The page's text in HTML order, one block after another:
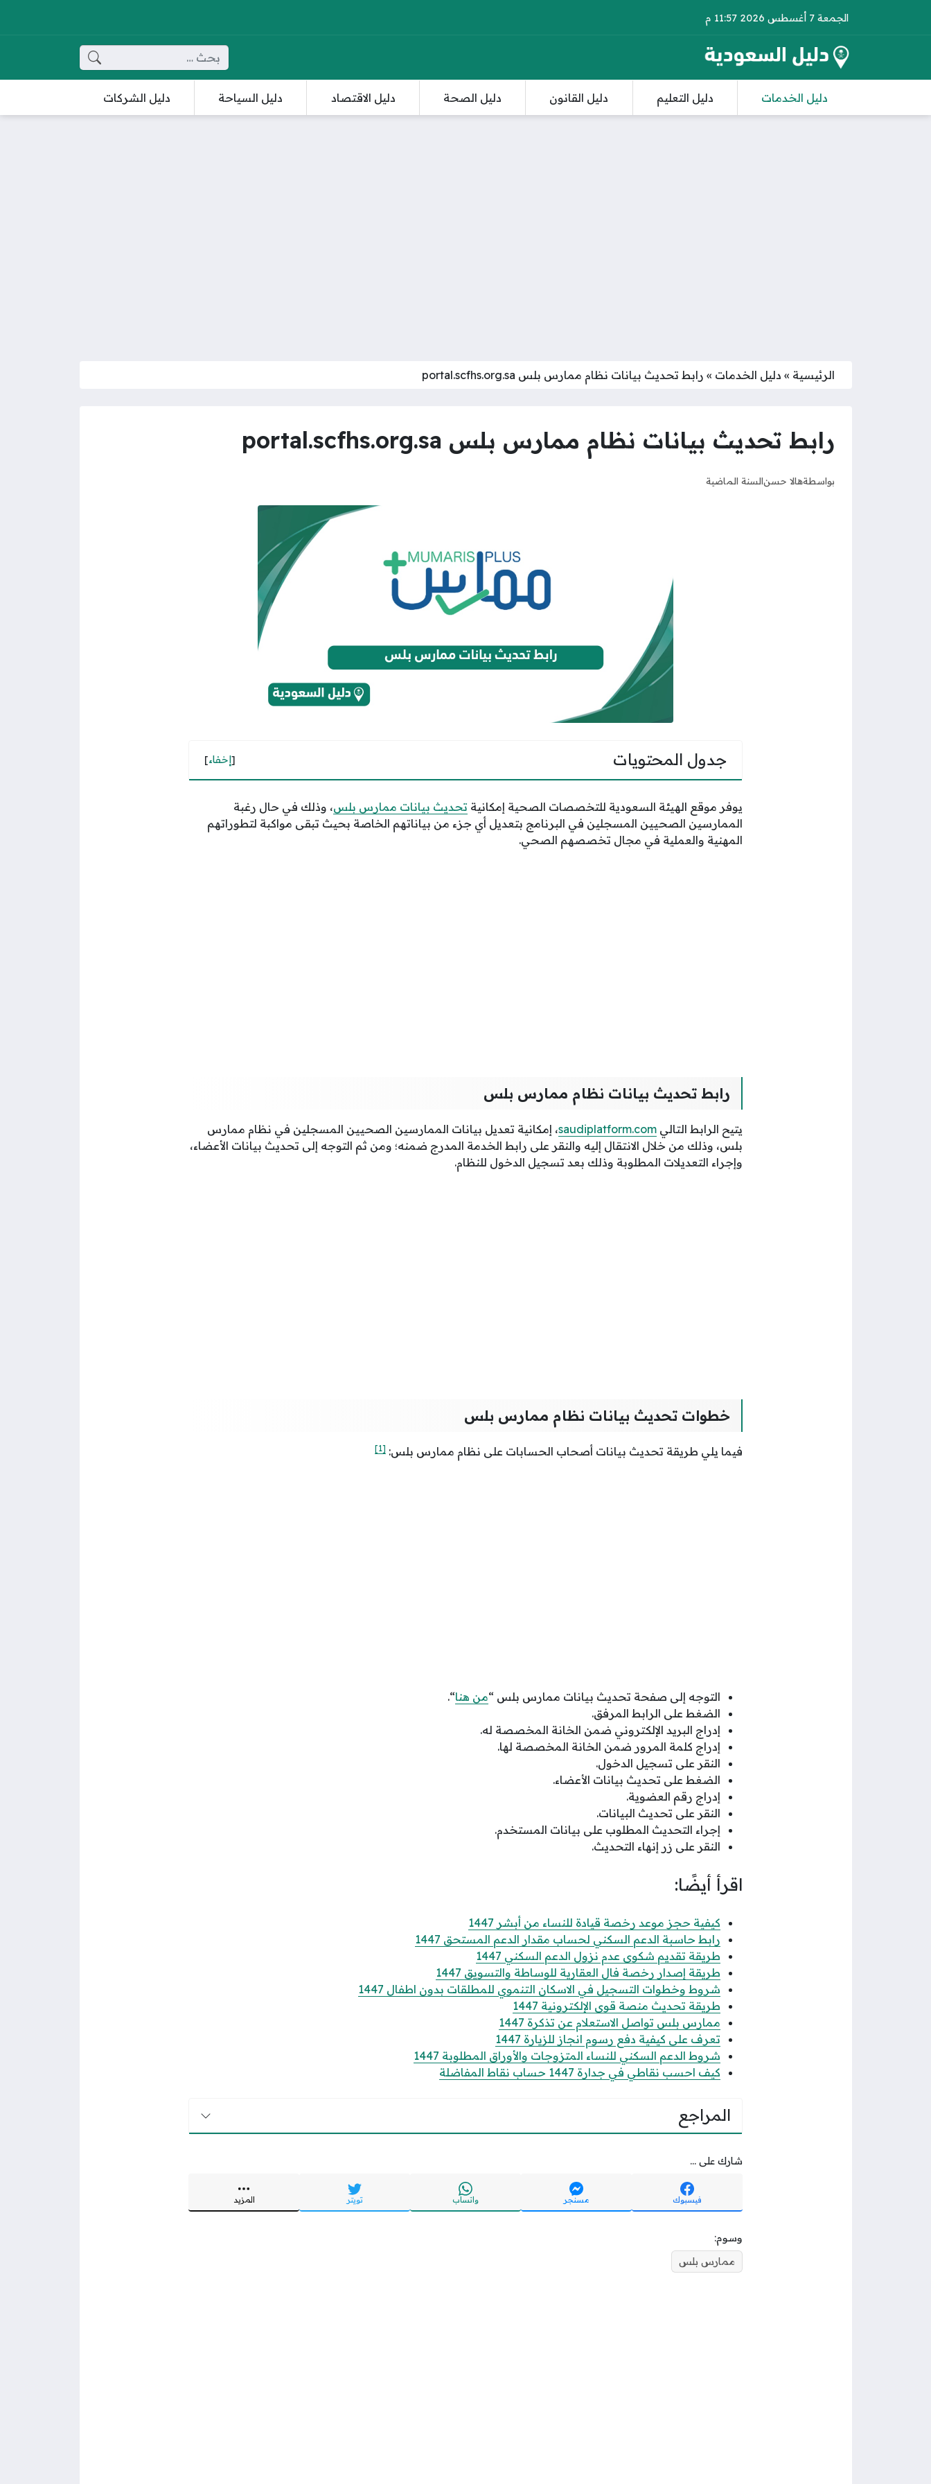
الجمعة 7 أغسطس 2026 11:57 م
البحث عن:
دليل الخدمات دليل التعليم دليل القانون دليل الصحة دليل الاقتصاد دليل السياحة دليل الشركات
الرئيسية » دليل الخدمات » رابط تحديث بيانات نظام ممارس بلس portal.scfhs.org.sa
رابط تحديث بيانات نظام ممارس بلس portal.scfhs.org.sa
بواسطةهالا حسنالسنة الماضية
جدول المحتويات [إخفاء]
يوفر موقع الهيئة السعودية للتخصصات الصحية إمكانية تحديث بيانات ممارس بلس، وذلك في حال رغبة
الممارسين الصحيين المسجلين في البرنامج بتعديل أي جزء من بياناتهم الخاصة بحيث تبقى مواكبة لتطوراتهم
المهنية والعملية في مجال تخصصهم الصحي.
رابط تحديث بيانات نظام ممارس بلس
يتيح الرابط التالي saudiplatform.com، إمكانية تعديل بيانات الممارسين الصحيين المسجلين في نظام ممارس
بلس، وذلك من خلال الانتقال إليه والنقر على رابط الخدمة المدرج ضمنه؛ ومن ثم التوجه إلى تحديث بيانات الأعضاء،
وإجراء التعديلات المطلوبة وذلك بعد تسجيل الدخول للنظام.
خطوات تحديث بيانات نظام ممارس بلس
فيما يلي طريقة تحديث بيانات أصحاب الحسابات على نظام ممارس بلس: [1]
التوجه إلى صفحة تحديث بيانات ممارس بلس “من هنا“.
الضغط على الرابط المرفق.
إدراج البريد الإلكتروني ضمن الخانة المخصصة له.
إدراج كلمة المرور ضمن الخانة المخصصة لها.
النقر على تسجيل الدخول.
الضغط على تحديث بيانات الأعضاء.
إدراج رقم العضوية.
النقر على تحديث البيانات.
إجراء التحديث المطلوب على بيانات المستخدم.
النقر على زر إنهاء التحديث.
اقرأ أيضًا:
كيفية حجز موعد رخصة قيادة للنساء من أبشر 1447
رابط حاسبة الدعم السكني لحساب مقدار الدعم المستحق 1447
طريقة تقديم شكوى عدم نزول الدعم السكني 1447
طريقة إصدار رخصة فال العقارية للوساطة والتسويق 1447
شروط وخطوات التسجيل في الاسكان التنموي للمطلقات بدون اطفال 1447
طريقة تحديث منصة قوى الإلكترونية 1447
ممارس بلس تواصل الاستعلام عن تذكرة 1447
تعرف على كيفية دفع رسوم انجاز للزيارة 1447
شروط الدعم السكني للنساء المتزوجات والأوراق المطلوبة 1447
كيف احسب نقاطي في جدارة 1447 حساب نقاط المفاضلة
المراجع
شارك على ...
فيسبوك مسنجر واتساب تويتر المزيد
وسوم:
ممارس بلس